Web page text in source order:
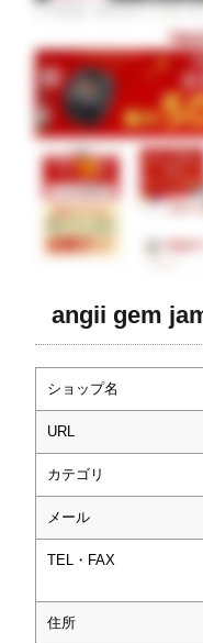
angii gem
ショップ名
URL
カテゴリ
メール
TEL・FAX
住所